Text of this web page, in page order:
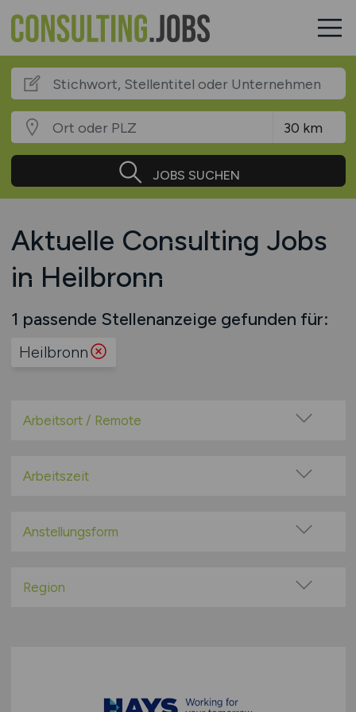
JOBS SUCHEN
Aktuelle Consulting Jobs
in Heilbronn
1 passende Stellenanzeige gefunden für:
Heilbronn
Arbeitsort / Remote
Home-Office möglich / Hybrid
Remote aus dem Ausland möglich
Arbeitszeit
Teilzeit
Anstellungsform
befristete Anstellung
geringfügige Beschäftigung / Minijob
Region